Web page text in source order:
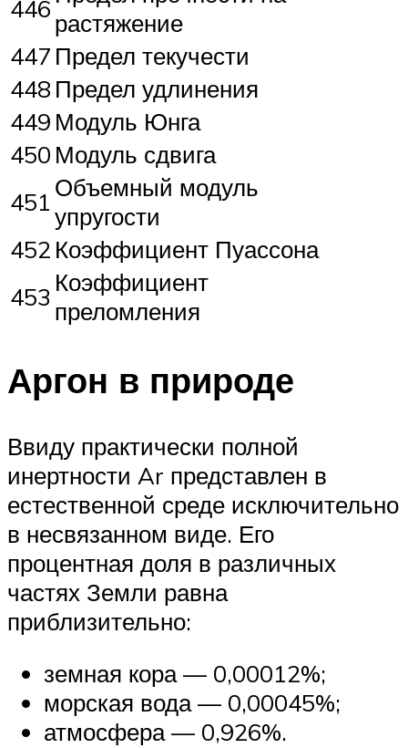
446растяжение
447 Предел текучести
448 Предел удлинения
449 Модуль Юнга
450 Модуль сдвига
451 Объемный модуль
упругости
452 Коэффициент Пуассона
453 Коэффициент
преломления
Аргон в природе
Ввиду практически полной
инертности Ar представлен в
естественной среде исключительно
в несвязанном виде. Его
процентная доля в различных
частях Земли равна
приблизительно:
земная кора — 0,00012%;
морская вода — 0,00045%;
атмосфера — 0,926%.